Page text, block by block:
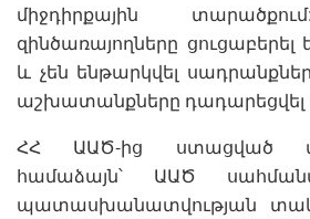
միջդիրքային
զինծառայողները ցուցաբերել
և չեն ենթարկվել
աշխատանքները դադարեցվել
ՀՀ ԱԱԾ-ից ստացված
համաձայն՝ ԱԱԾ
պատասխանատվության